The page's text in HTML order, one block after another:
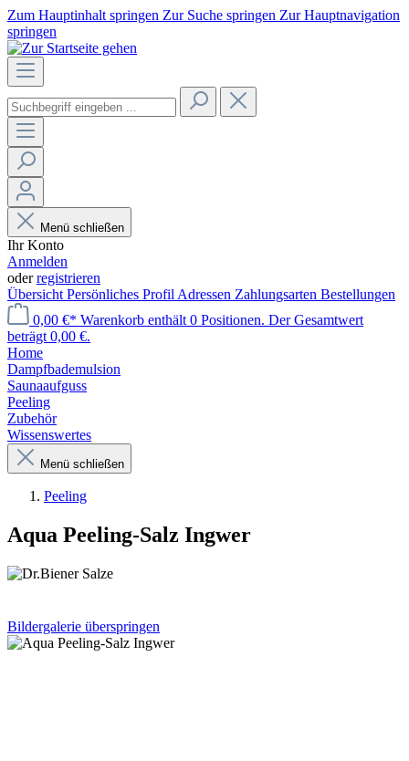
Zum Hauptinhalt springen Zur Suche springen Zur Hauptnavigation
springen
Menü schließen
Ihr Konto
Anmelden
oderregistrieren
Übersicht Persönliches Profil Adressen Zahlungsarten Bestellungen
0,00 €* Warenkorb enthält 0 Positionen. Der Gesamtwert
beträgt 0,00 €.
Home
Dampfbademulsion
Saunaaufguss
Peeling
Zubehör
Wissenswertes
Menü schließen
Peeling
Aqua Peeling-Salz Ingwer
Bildergalerie überspringen